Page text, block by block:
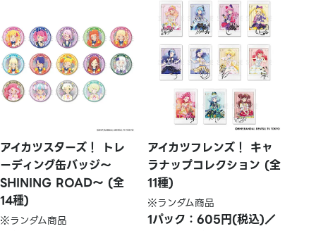
アイカツスターズ！ トレ
ーディング缶バッジ～
SHINING ROAD～ (全
14種)
※ランダム商品
アイカツフレンズ！ キャ
ラナップコレクション (全
11種)
※ランダム商品
1パック：605円(税込)／